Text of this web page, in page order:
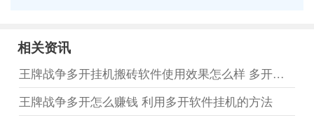
相关资讯
王牌战争多开挂机搬砖软件使用效果怎么样 多开搬砖用什么软件
王牌战争多开怎么赚钱 利用多开软件挂机的方法